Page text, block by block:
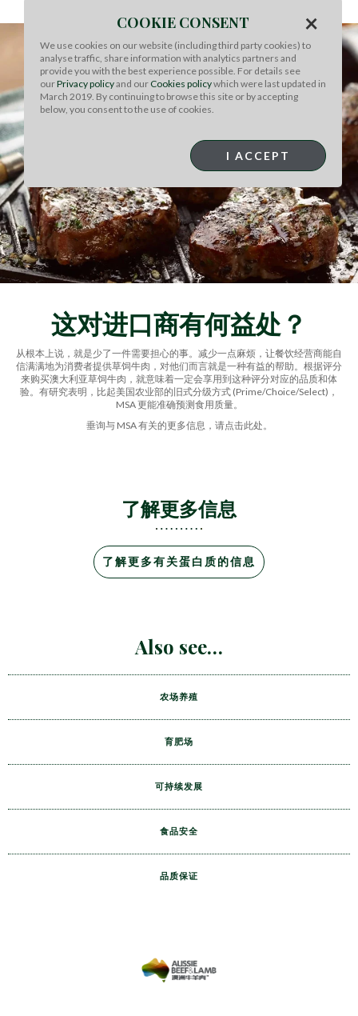
这对进口商有何益处？
从根本上说，就是少了一件需要担心的事。减少一点麻烦，让餐饮经营商能自
信满满地为消费者提供草饲牛肉，对他们而言就是一种有益的帮助。根据评分
来购买澳大利亚草饲牛肉，就意味着一定会享用到这种评分对应的品质和体
验。有研究表明，比起美国农业部的旧式分级方式 (Prime/Choice/Select)，
MSA 更能准确预测食用质量。
垂询与 MSA 有关的更多信息，请点击此处。
了解更多信息
了解更多有关蛋白质的信息
Also see
农场养殖
育肥场
可持续发展
食品安全
品质保证
COOKIE CONSENT ×
We use cookies on our website (including third party cookies) to
analyse traffic, share information with analytics partners and
provide you with the best experience possible. For details see
ourPrivacy policyand our Cookies policywhich were last updated in
March 2019. By continuing to browse this site or by accepting
below, you consent to the use of cookies.
I ACCEPT